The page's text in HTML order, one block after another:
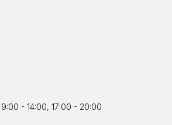
- 14:00, 17:00 - 20:00